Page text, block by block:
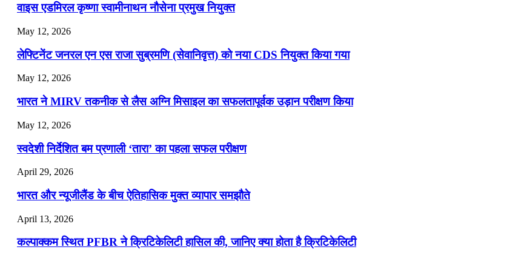
वाइस एडमिरल कृष्णा स्वामीनाथन नौसेना प्रमुख नियुक्त
May 12, 2026
लेफ्टिनेंट जनरल एन एस राजा सुब्रमणि (सेवानिवृत्त) को नया CDS नियुक्त किया गया
May 12, 2026
भारत ने MIRV तकनीक से लैस अग्नि मिसाइल का सफलतापूर्वक उड़ान परीक्षण किया
May 12, 2026
स्वदेशी निर्देशित बम प्रणाली ‘तारा’ का पहला सफल परीक्षण
April 29, 2026
भारत और न्यूजीलैंड के बीच ऐतिहासिक मुक्त व्यापार समझौते
April 13, 2026
कल्पाक्कम स्थित PFBR ने क्रिटिकेलिटी हासिल की, जानिए क्या होता है क्रिटिकेलिटी